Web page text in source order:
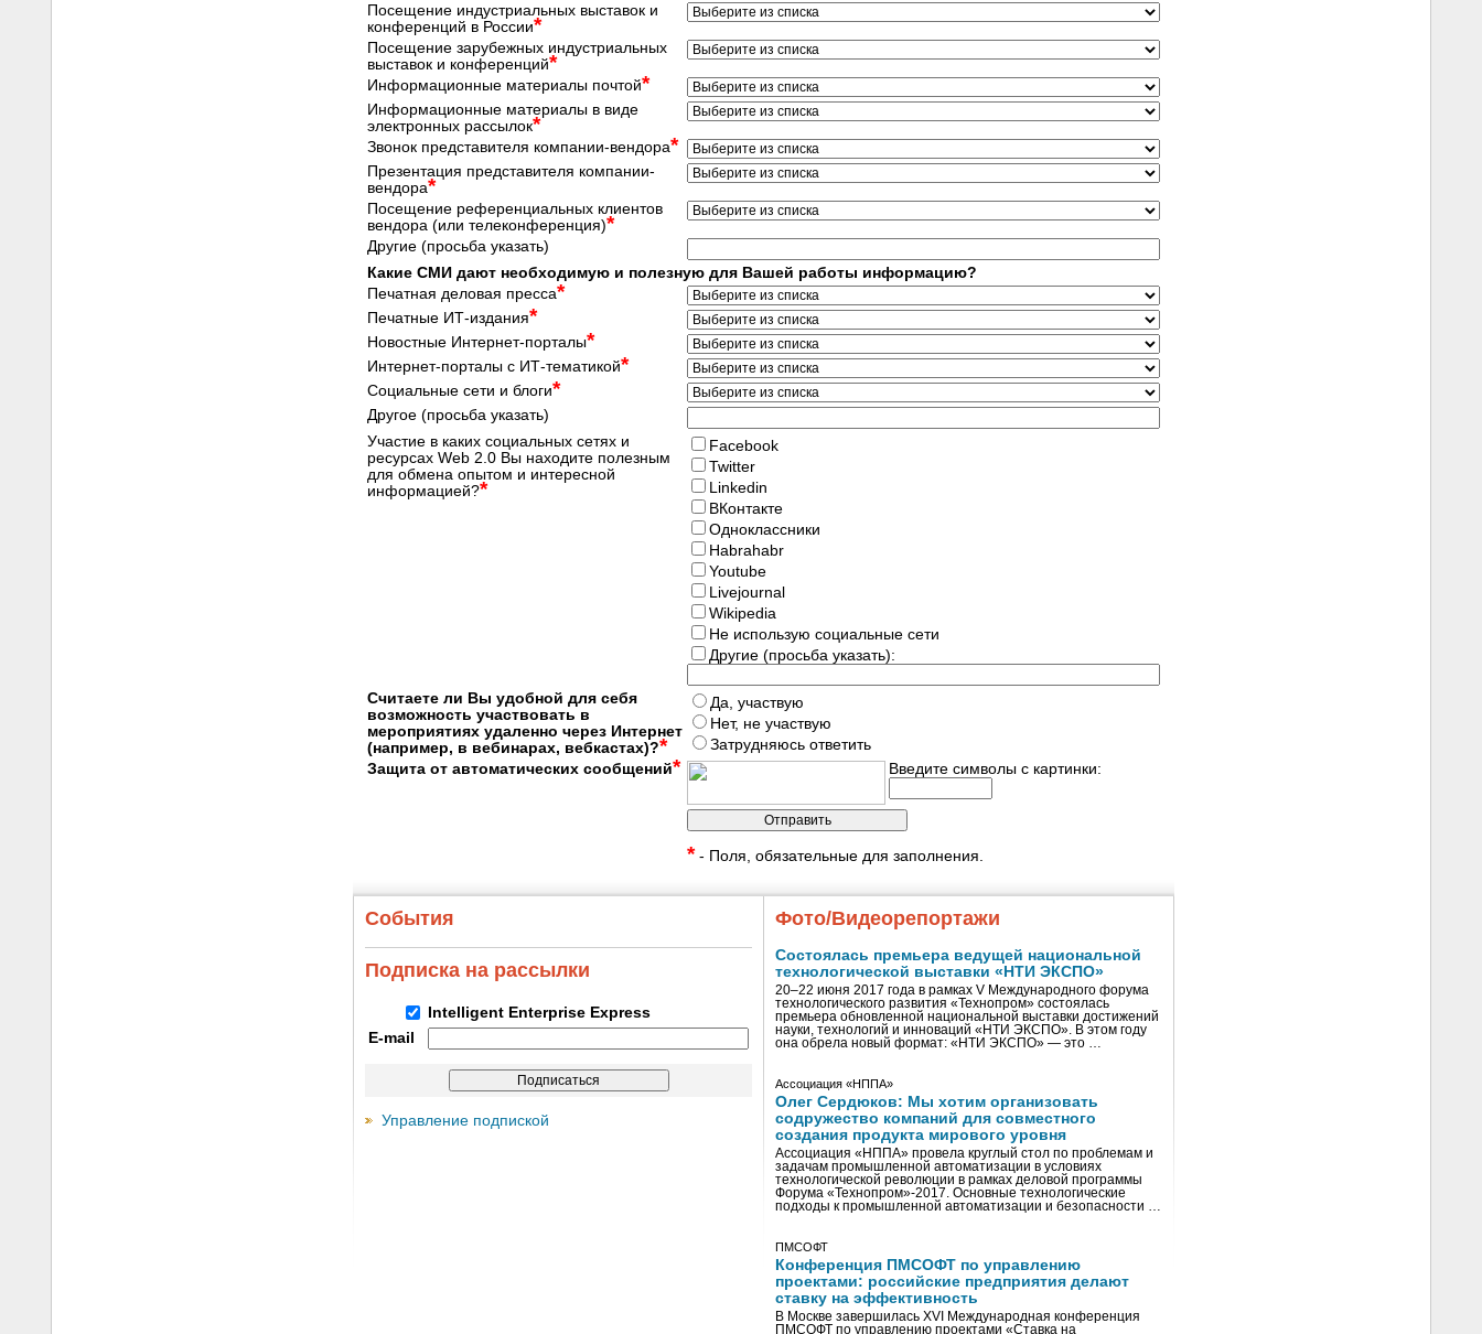
Посещение индустриальных выставок и
конференций в России*
Посещение зарубежных индустриальных
выставок и конференций*
Информационные материалы почтой*
Информационные материалы в виде
электронных рассылок*
Звонок представителя компании-вендора*
Презентация представителя компании-
вендора*
Посещение референциальных клиентов
вендора (или телеконференция)*
Другие (просьба указать)
Какие СМИ дают необходимую и полезную для Вашей работы информацию?
Печатная деловая пресса*
Печатные ИТ-издания*
Новостные Интернет-порталы*
Интернет-порталы с ИТ-тематикой*
Социальные сети и блоги*
Другое (просьба указать)
Участие в каких социальных сетях и
ресурсах Web 2.0 Вы находите полезным
для обмена опытом и интересной
информацией?*
Facebook
Twitter
Linkedin
ВКонтакте
Одноклассники
Habrahabr
Youtube
Livejournal
Wikipedia
Не использую социальные сети
Другие (просьба указать):
Считаете ли Вы удобной для себя
возможность участвовать в
мероприятиях удаленно через Интернет
(например, в вебинарах, вебкастах)?*
Да, участвую
Нет, не участвую
Затрудняюсь ответить
Защита от автоматических сообщений* Введите символы c картинки:
*- Поля, обязательные для заполнения.
События
Подписка на рассылки
Intelligent Enterprise Express
E-mail
Управление подпиской
Фото/Видеорепортажи
Состоялась премьера ведущей национальной
технологической выставки «НТИ ЭКСПО»
20–22 июня 2017 года в рамках V Международного форума
технологического развития «Технопром» состоялась
премьера обновленной национальной выставки достижений
науки, технологий и инноваций «НТИ ЭКСПО». В этом году
она обрела новый формат: «НТИ ЭКСПО» — это …
Ассоциация «НППА»
Олег Сердюков: Мы хотим организовать
содружество компаний для совместного
создания продукта мирового уровня
Ассоциация «НППА» провела круглый стол по проблемам и
задачам промышленной автоматизации в условиях
технологической революции в рамках деловой программы
Форума «Технопром»-2017. Основные технологические
подходы к промышленной автоматизации и безопасности …
ПМСОФТ
Конференция ПМСОФТ по управлению
проектами: российские предприятия делают
ставку на эффективность
В Москве завершилась XVI Международная конференция
ПМСОФТ по управлению проектами «Ставка на